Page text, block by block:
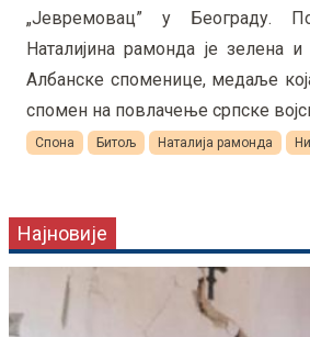
„Јевремовац” у Београду.
Наталијина рамонда је зелена
Албанске споменице, медаље
спомен на повлачење српске
Спона Битољ Наталија рамонда
Најновије